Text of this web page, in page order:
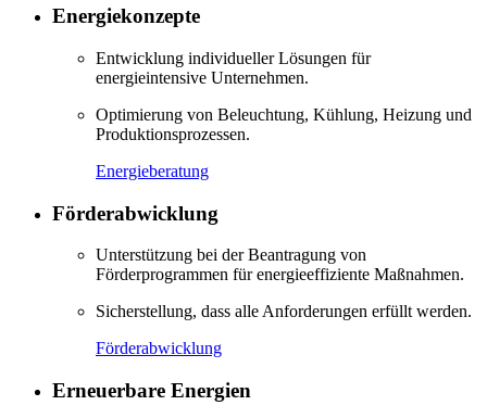
Energiekonzepte
Entwicklung individueller Lösungen für
energieintensive Unternehmen.
Optimierung von Beleuchtung, Kühlung, Heizung und
Produktionsprozessen.
Energieberatung
Förderabwicklung
Unterstützung bei der Beantragung von
Förderprogrammen für energieeffiziente Maßnahmen.
Sicherstellung, dass alle Anforderungen erfüllt werden.
Förderabwicklung
Erneuerbare Energien